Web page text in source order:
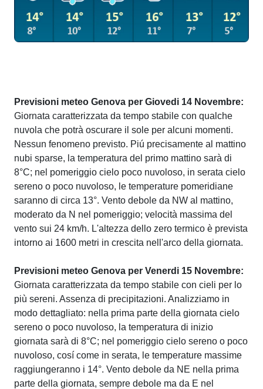
Previsioni meteo Genova per Giovedi 14 Novembre:
Giornata caratterizzata da tempo stabile con qualche
nuvola che potrà oscurare il sole per alcuni momenti.
Nessun fenomeno previsto. Piú precisamente al mattino
nubi sparse, la temperatura del primo mattino sarà di
8°C; nel pomeriggio cielo poco nuvoloso, in serata cielo
sereno o poco nuvoloso, le temperature pomeridiane
saranno di circa 13°. Vento debole da NW al mattino,
moderato da N nel pomeriggio; velocità massima del
vento sui 24 km/h. L'altezza dello zero termico è prevista
intorno ai 1600 metri in crescita nell'arco della giornata.
Previsioni meteo Genova per Venerdi 15 Novembre:
Giornata caratterizzata da tempo stabile con cieli per lo
più sereni. Assenza di precipitazioni. Analizziamo in
modo dettagliato: nella prima parte della giornata cielo
sereno o poco nuvoloso, la temperatura di inizio
giornata sarà di 8°C; nel pomeriggio cielo sereno o poco
nuvoloso, cosí come in serata, le temperature massime
raggiungeranno i 14°. Vento debole da NE nella prima
parte della giornata, sempre debole ma da E nel